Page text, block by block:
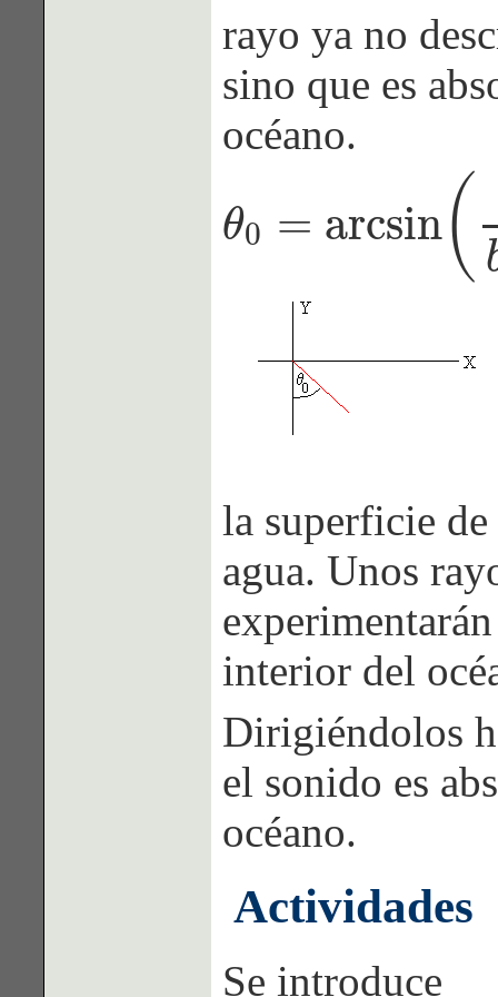
rayo ya no
sino que es
océano.
θ0 = arcsin(
θ0= arcsin(c0 ys+c0 ) θ0=36.9
la superficie
agua. Unos
interior del
Dirigiéndolos
el sonido es
océano.
Actividades
Se introduce